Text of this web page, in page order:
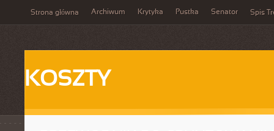
Strona główna Archiwum Krytyka Pustka Senator Spis
KOSZTY